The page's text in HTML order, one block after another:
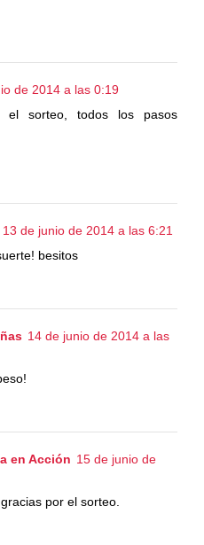
de 2014 a las 0:19
el sorteo, todos los pasos
13 de junio de 2014 a las 6:21
besitos
14 de junio de 2014 a las
en Acción 15 de junio de
por el sorteo.